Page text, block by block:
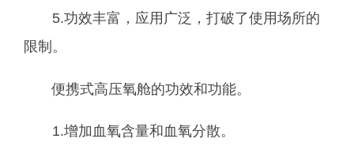
5.功效丰富，应用广泛，打破了使用场所的
限制。
便携式高压氧舱的功效和功能。
1.增加血氧含量和血氧分散。